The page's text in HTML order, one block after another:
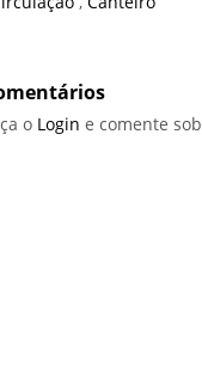
o Login e comente